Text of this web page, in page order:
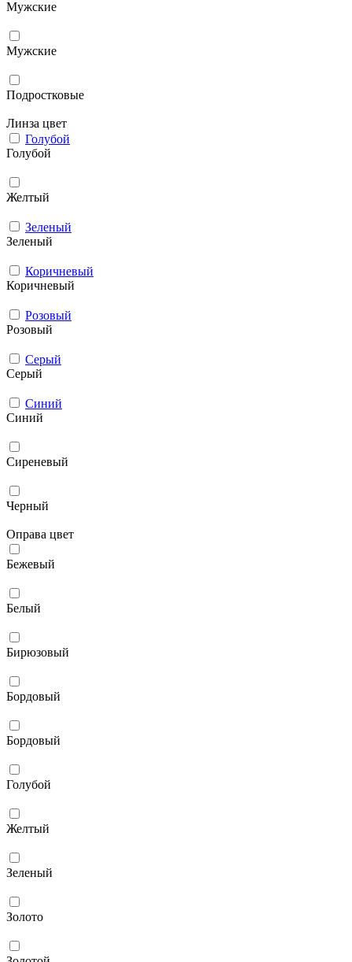
Мужcкие
Мужские
Подростковые
Линза цвет
Голубой
Голубой
Желтый
Зеленый
Зеленый
Коричневый
Коричневый
Розовый
Розовый
Серый
Серый
Синий
Синий
Сиреневый
Черный
Оправа цвет
Бежевый
Белый
Бирюзовый
Бордовый
Бордовый
Голубой
Желтый
Зеленый
Золото